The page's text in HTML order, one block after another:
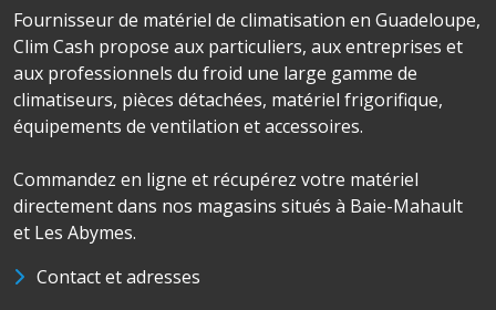
Fournisseur de matériel de climatisation en Guadeloupe,
Clim Cash propose aux particuliers, aux entreprises et
aux professionnels du froid une large gamme de
climatiseurs, pièces détachées, matériel frigorifique,
équipements de ventilation et accessoires.
Commandez en ligne et récupérez votre matériel
directement dans nos magasins situés à Baie-Mahault
et Les Abymes.
Contact et adresses